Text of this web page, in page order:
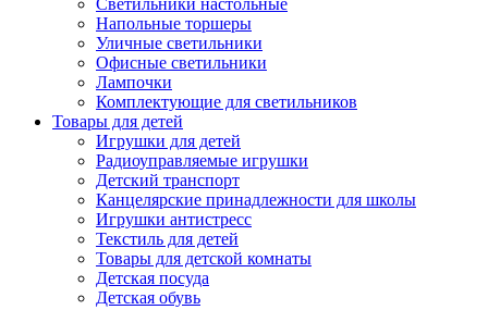
Светильники настольные
Напольные торшеры
Уличные светильники
Офисные светильники
Лампочки
Комплектующие для светильников
Товары для детей
Игрушки для детей
Радиоуправляемые игрушки
Детский транспорт
Канцелярские принадлежности для школы
Игрушки антистресс
Текстиль для детей
Товары для детской комнаты
Детская посуда
Детская обувь